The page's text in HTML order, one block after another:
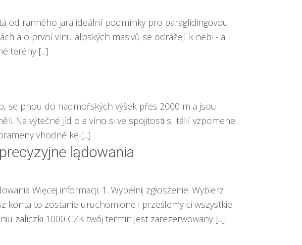
od ranného jara ideální podmínky pro paraglidingovou
a o první vlnu alpských masivů se odrážejí k nebi - a
terény [...]
se pnou do nadmořských výšek přes 2000 m a jsou
Na výtečné jídlo a víno si ve spojitosti s Itálií vzpomene
vhodné ke [...]
lądowania
Więcej informacji: 1. Wypełnij zgłoszenie. Wybierz
konta to zostanie uruchomione i prześlemy ci wszystkie
zaliczki 1000 CZK twój termin jest zarezerwowany [...]